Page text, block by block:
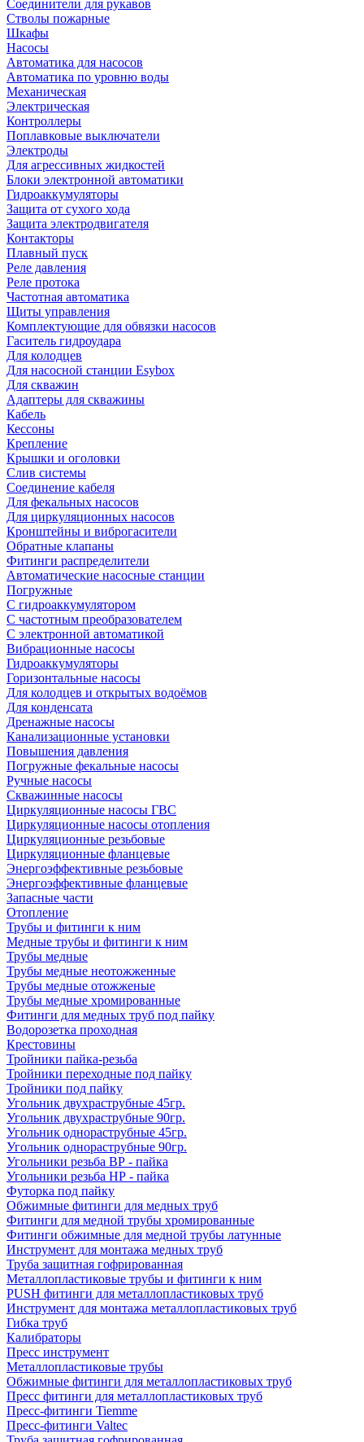
Соединители для рукавов
Стволы пожарные
Шкафы
Насосы
Автоматика для насосов
Автоматика по уровню воды
Механическая
Электрическая
Контроллеры
Поплавковые выключатели
Электроды
Для агрессивных жидкостей
Блоки электронной автоматики
Гидроаккумуляторы
Защита от сухого хода
Защита электродвигателя
Контакторы
Плавный пуск
Реле давления
Реле протока
Частотная автоматика
Щиты управления
Комплектующие для обвязки насосов
Гаситель гидроудара
Для колодцев
Для насосной станции Esybox
Для скважин
Адаптеры для скважины
Кабель
Кессоны
Крепление
Крышки и оголовки
Слив системы
Соединение кабеля
Для фекальных насосов
Для циркуляционных насосов
Кронштейны и виброгасители
Обратные клапаны
Фитинги распределители
Автоматические насосные станции
Погружные
С гидроаккумулятором
С частотным преобразователем
С электронной автоматикой
Вибрационные насосы
Гидроаккумуляторы
Горизонтальные насосы
Для колодцев и открытых водоёмов
Для конденсата
Дренажные насосы
Канализационные установки
Повышения давления
Погружные фекальные насосы
Ручные насосы
Скважинные насосы
Циркуляционные насосы ГВС
Циркуляционные насосы отопления
Циркуляционные резьбовые
Циркуляционные фланцевые
Энергоэффективные резьбовые
Энергоэффективные фланцевые
Запасные части
Отопление
Трубы и фитинги к ним
Медные трубы и фитинги к ним
Трубы медные
Трубы медные неотожженные
Трубы медные отожженые
Трубы медные хромированные
Фитинги для медных труб под пайку
Водорозетка проходная
Крестовины
Тройники пайка-резьба
Тройники переходные под пайку
Тройники под пайку
Угольник двухраструбные 45гр.
Угольник двухраструбные 90гр.
Угольник однораструбные 45гр.
Угольник однораструбные 90гр.
Угольники резьба ВР - пайка
Угольники резьба НР - пайка
Футорка под пайку
Обжимные фитинги для медных труб
Фитинги для медной трубы хромированные
Фитинги обжимные для медной трубы латунные
Инструмент для монтажа медных труб
Труба защитная гофрированная
Металлопластиковые трубы и фитинги к ним
PUSH фитинги для металлопластиковых труб
Инструмент для монтажа металлопластиковых труб
Гибка труб
Калибраторы
Пресс инструмент
Металлопластиковые трубы
Обжимные фитинги для металлопластиковых труб
Пресс фитинги для металлопластиковых труб
Пресс-фитинги Tiemme
Пресс-фитинги Valtec